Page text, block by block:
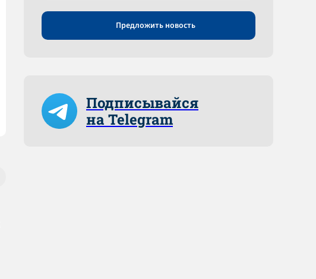
Предложить новость
Подписывайся
на Telegram